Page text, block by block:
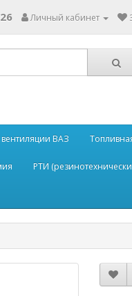
Личный кабинет
ВАЗ
РТИ